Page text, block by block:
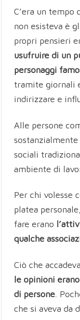
C’era un
non esisteva è
propri pensieri
usufruire di un
personaggi
tramite giornali
indirizzare e
Alle persone
sociali
ambiente di
Per chi volesse
platea
fare erano
qualche
Ciò che
le opinioni
di persone.
che si aveva da